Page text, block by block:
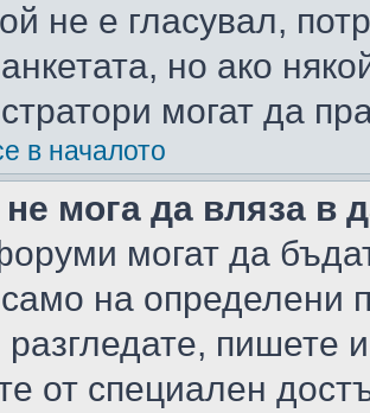
не е гласувал,
но ако
могат да
в началото
мога да вляза в
могат да
на определени
разгледате, пишете
от специален